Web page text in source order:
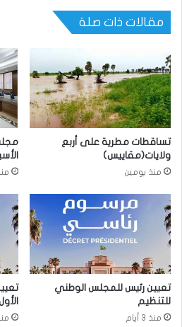
مقالات ذات صلة
تساقطات مطرية على أربع
ولايات(مقاييس)
منذ يومين
تعيين رئيس للمجلس الوطني
للتنظيم
منذ 3 أيام منذ 3